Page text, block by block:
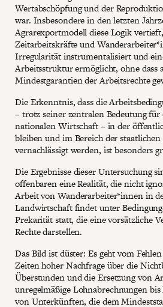
Wertabschöpfung und der
war. Insbesondere in den letzten
Agrarexportmodell diese Logik
Zeitarbeitskräfte und
Irregularität instrumentalisiert und
Arbeitsstruktur ermöglicht, ohne dass
Mindestgarantien der Arbeitsrechte
Die Erkenntnis, dass die
– trotz seiner zentralen Bedeutung
nationalen Wirtschaft – in der
bleiben und im Bereich der
vernachlässigt werden, ist besonders
Die Ergebnisse dieser Untersuchung
offenbaren eine Realität, die nicht
Arbeit von Wanderarbeiter*innen in
Landwirtschaft findet unter
Prekarität statt, die eine vorsätzliche
Rechte darstellen.
Das Bild ist düster: Es geht vom
Zeiten hoher Nachfrage über die
Überstunden und die Ersetzung von
unregelmäßige Lohnabrechnungen
von Unterkünften, die dem